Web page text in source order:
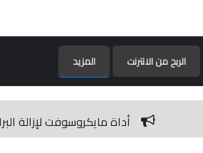
الربح من الانترنت المزيد
أداة مايكروسوفت لإزالة البرامج الضارة / Microsoft Malicious Software Removal Tool 5.79